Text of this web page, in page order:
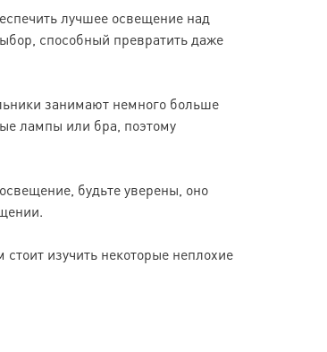
лучшее освещение над
способный превратить даже
занимают немного больше
лампы или бра, поэтому
будьте уверены, оно
изучить некоторые неплохие